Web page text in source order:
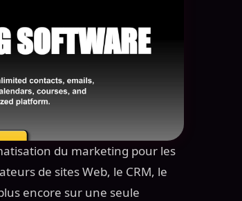
du marketing pour les
de sites Web, le CRM, le
encore sur une seule